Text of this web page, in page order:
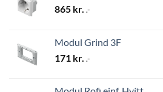
865 kr. .-
Modul Grind 3F
171 kr. .-